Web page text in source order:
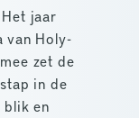
jaar
van Holy-
zet de
in de
blik en